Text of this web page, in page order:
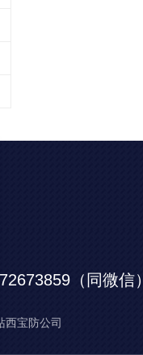
（同微信）
西宝防公司